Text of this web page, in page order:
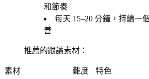
和節奏
每天 15–20 分鐘，持續一
善
推薦的跟讀素材：
素材 難度 特色